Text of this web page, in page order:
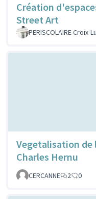
Création
Street Art
PERISCOLAIRE Croix-
Vegetalisation de
Charles Hernu
CERCANNE
2 0